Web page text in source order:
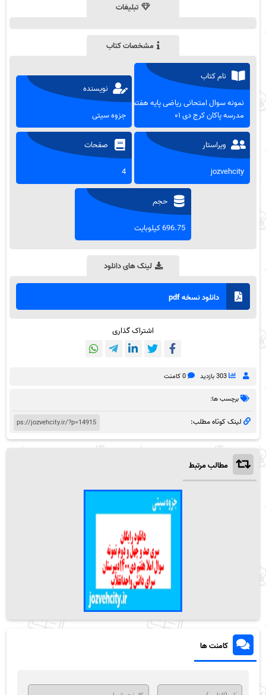
تبلیغات
مشخصات کتاب
نام کتاب
نمونه سوال امتحانی ریاضی پایه هفتم
مدرسه پاکان کرج دی ۰۱
نویسنده
جزوه سیتی
ویراستار
jozvehcity
صفحات
4
حجم
696.75 کیلوبایت
لینک های دانلود
دانلود نسخه pdf
اشتراک گذاری
303 بازدید 0 کامنت
برچسب ها:
لینک کوتاه مطلب:
مطالب مرتبط
کامنت ها